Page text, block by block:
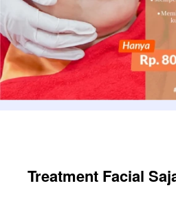
Treatment Facial